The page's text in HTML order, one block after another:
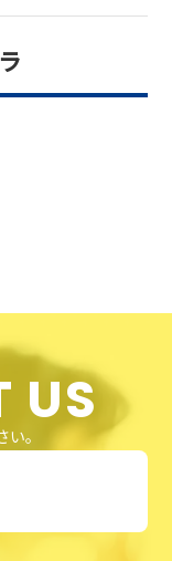
US
。